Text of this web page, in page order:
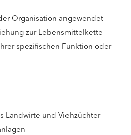
Organisation angewendet
zur Lebensmittelkette
spezifischen Funktion oder
Landwirte und Viehzüchter